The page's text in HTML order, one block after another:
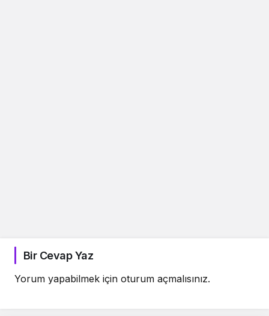
Bir Cevap Yaz
Yorum yapabilmek için oturum açmalısınız.